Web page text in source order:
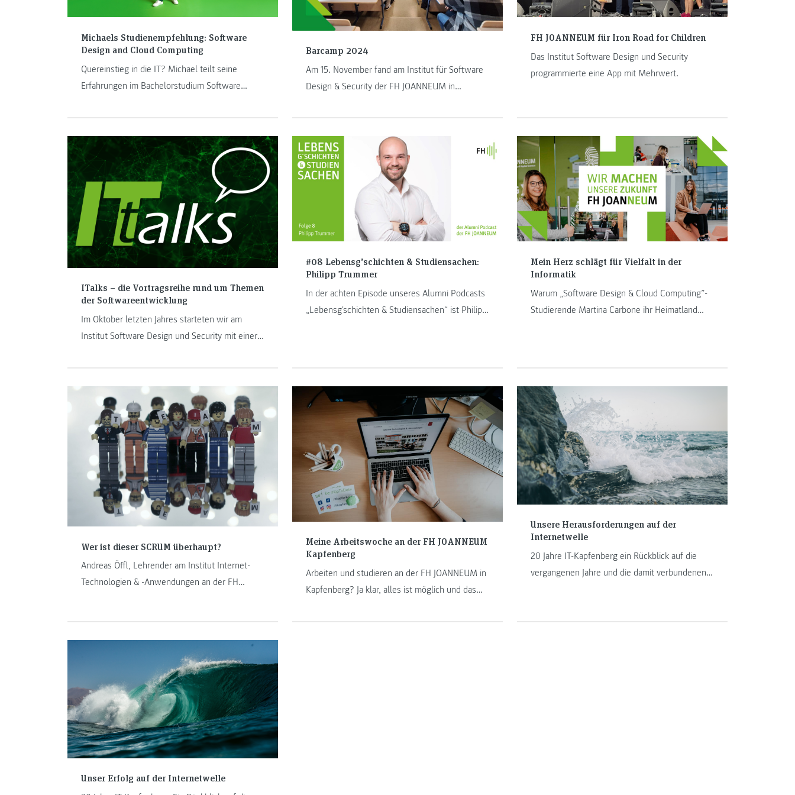
Michaels Studienempfehlung: Software
Design and Cloud Computing
Quereinstieg in die IT? Michael teilt seine
Erfahrungen im Bachelorstudium Software
Barcamp 2024
Am 15. November fand am Institut für Software
Design & Security der FH JOANNEUM in
Bachelorstudiengängen des ersten Semesters
herausstellte.
FH JOANNEUM für Iron Road for Children
Das Institut Software Design und Security
programmierte eine App mit Mehrwert.
ITalks – die Vortragsreihe rund um Themen
der Softwareentwicklung
Im Oktober letzten Jahres starteten wir am
Institut Software Design und Security mit einer
Vortragende haben unseren Studierenden
seither Einblick in berufliche Herausforderungen
gegeben und ihre Lösungen dafür präsentiert.
#08 Lebensg’schichten & Studiensachen:
Philipp Trummer
In der achten Episode unseres Alumni Podcasts
„Lebensg'schichten & Studiensachen“ ist Philipp
Mein Herz schlägt für Vielfalt in der
Informatik
Warum „Software Design & Cloud Computing”-
Studierende Martina Carbone ihr Heimatland
Wer ist dieser SCRUM überhaupt?
Andreas Öffl, Lehrender am Institut Internet-
Technologien & -Anwendungen an der FH
Meine Arbeitswoche an der FH JOANNEUM
Kapfenberg
Arbeiten und studieren an der FH JOANNEUM in
Kapfenberg? Ja klar, alles ist möglich und das
Unsere Herausforderungen auf der
Internetwelle
20 Jahre IT-Kapfenberg ein Rückblick auf die
vergangenen Jahre und die damit verbundenen
Unser Erfolg auf der Internetwelle